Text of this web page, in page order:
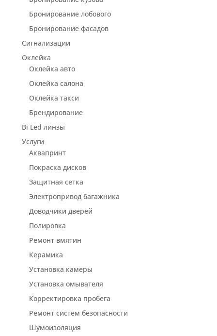
Бронирование лобового
Бронирование фасадов
Сигнализации
Оклейка
Оклейка авто
Оклейка салона
Оклейка такси
Брендирование
Bi Led линзы
Услуги
Аквапринт
Покраска дисков
Защитная сетка
Электропривод багажника
Доводчики дверей
Полировка
Ремонт вмятин
Керамика
Установка камеры
Установка омывателя
Корректировка пробега
Ремонт систем безопасности
Шумоизоляция